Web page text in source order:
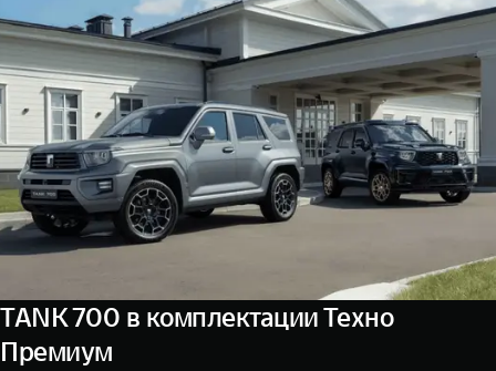
функции, управления светом и многое другое.
функциями автомобиля теперь доступно с помощью
голосового помощника.
Оставьте заявку на дооснащение цифровыми
сервисами и почувствуйте разницу!
TANK 700 в комплектации Техно
Премиум